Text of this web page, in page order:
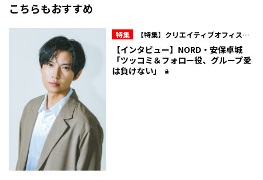
こちらもおすすめ
特集
【特集】クリエイティブオフィスキ
ュー所属・NORD 10周年の現在地
【インタビュー】NORD・安保卓城
「ツッコミ＆フォロー役、グループ愛
は負けない」